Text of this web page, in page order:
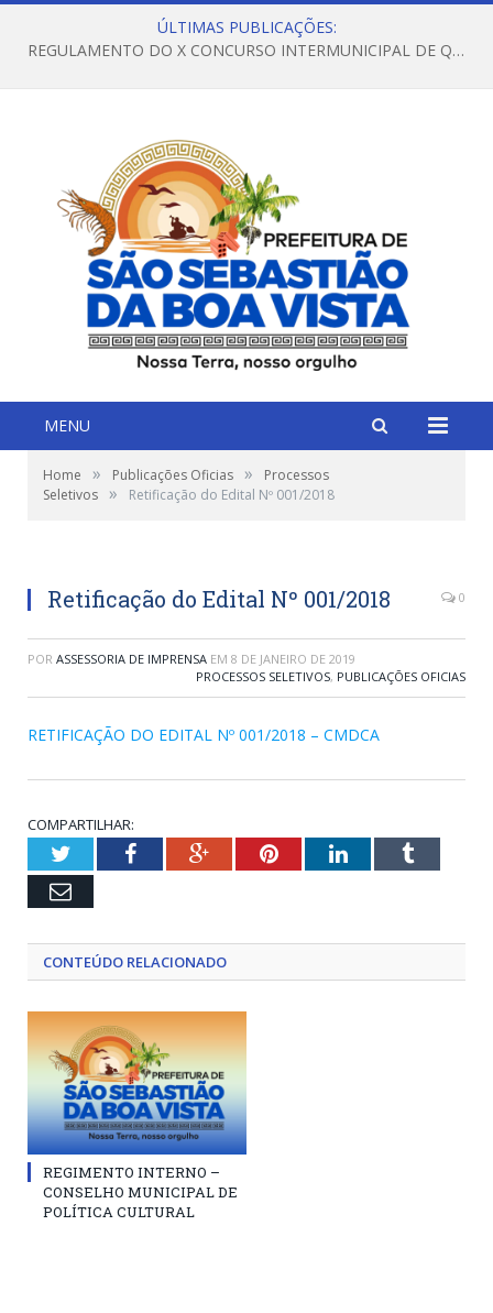
ÚLTIMAS PUBLICAÇÕES:
REGULAMENTO DO X CONCURSO INTERMUNICIPAL DE QUADRILHAS JUNINAS – 2026 – ARRAIÁ DA VENEZA
MENU
Home » Publicações Oficias »
Processos
Seletivos » Retificação do Edital Nº 001/2018
Retificação do Edital Nº 001/2018 0
POR ASSESSORIA DE IMPRENSA EM 8 DE JANEIRO DE 2019
PROCESSOS SELETIVOS, PUBLICAÇÕES OFICIAS
RETIFICAÇÃO DO EDITAL Nº 001/2018 – CMDCA
COMPARTILHAR:
TwitterFacebookGoogle+PinterestLinkedInTumblr
Email
CONTEÚDO RELACIONADO
REGIMENTO INTERNO –
CONSELHO MUNICIPAL DE
POLÍTICA CULTURAL